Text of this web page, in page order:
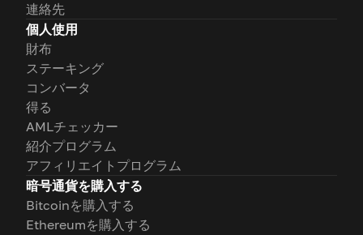
連絡先
個人使用
財布
ステーキング
コンバータ
得る
AMLチェッカー
紹介プログラム
アフィリエイトプログラム
暗号通貨を購入する
Bitcoinを購入する
Ethereumを購入する